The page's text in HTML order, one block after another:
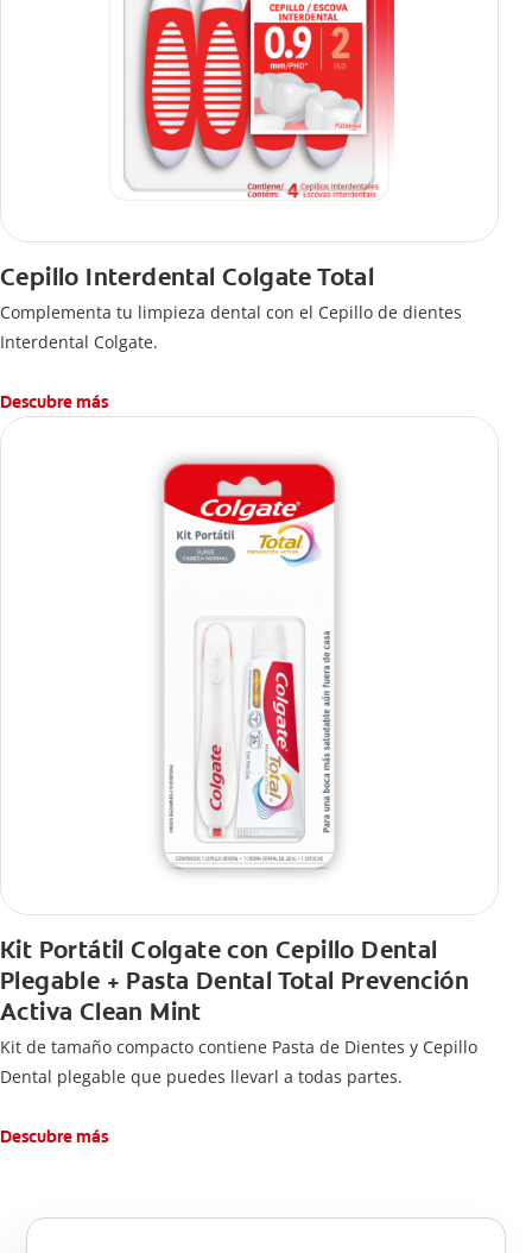
Cepillo Interdental Colgate Total
Complementa tu limpieza dental con el Cepillo de dientes
Interdental Colgate.
Descubre más
Kit Portátil Colgate con Cepillo Dental
Plegable + Pasta Dental Total Prevención
Activa Clean Mint
Kit de tamaño compacto contiene Pasta de Dientes y Cepillo
Dental plegable que puedes llevarl a todas partes.
Descubre más